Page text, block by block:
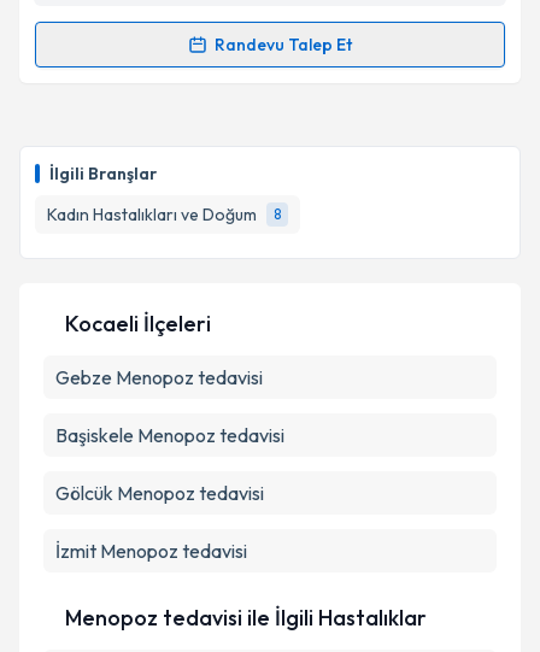
İlgili Branşlar
Kadın Hastalıkları ve Doğum
8
Kişisel verilerimin işlenmesine ilişkin
Metni'ni okudum ve kişisel verilerimin belirtilen
Randevu Talep Et
Randevu Takvimi Talebi
takvim hazırlandığında e-posta ile bilgilendireceğiz.
Metni'ni okudum ve kişisel verilerimin belirtilen
Kocaeli İlçeleri
Gebze Menopoz tedavisi
Başiskele Menopoz tedavisi
Gölcük Menopoz tedavisi
İzmit Menopoz tedavisi
Menopoz tedavisi ile İlgili Hastalıklar